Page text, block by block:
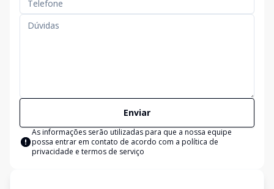
Enviar
As informações serão utilizadas para que a nossa equipe
possa entrar em contato de acordo com a política de
privacidade e termos de serviço